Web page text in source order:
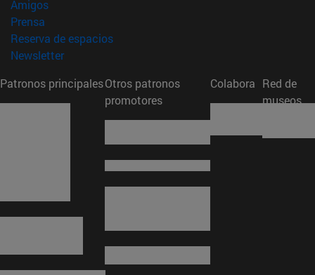
Amigos(abre en nueva ventana)
Prensa
Reserva de espacios(abre en nueva ventana)
Newsletter(abre en nueva ventana)
Patronos principalesOtros patronos
promotores
Colabora Red de
museos